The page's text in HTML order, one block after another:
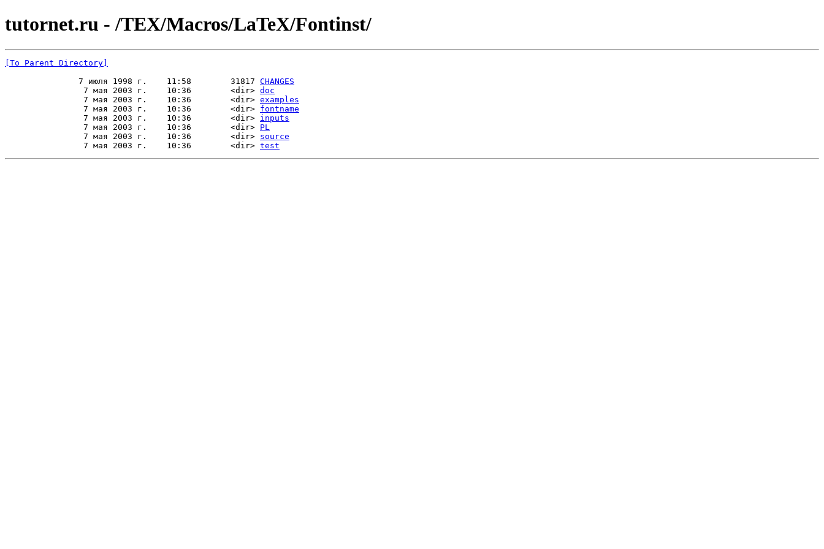
tutornet.ru - /TEX/Macros/LaTeX/Fontinst/
[To Parent Directory]
               7 июля 1998 г.    11:58        31817
CHANGES
                7 мая 2003 г.    10:36        <dir>
doc
                7 мая 2003 г.    10:36        <dir>
examples
                7 мая 2003 г.    10:36        <dir>
fontname
                7 мая 2003 г.    10:36        <dir>
inputs
                7 мая 2003 г.    10:36        <dir>
PL
                7 мая 2003 г.    10:36        <dir>
source
                7 мая 2003 г.    10:36        <dir>
test